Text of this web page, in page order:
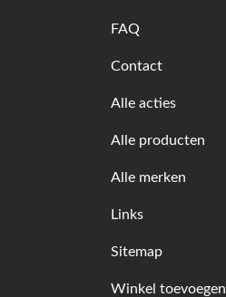
FAQ
Contact
Alle acties
Alle producten
Alle merken
Links
Sitemap
Winkel toevoegen